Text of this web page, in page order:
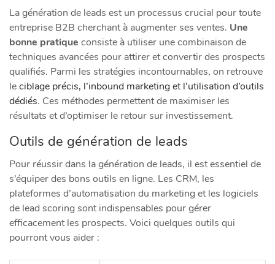
La génération de leads est un processus crucial pour toute
entreprise B2B cherchant à augmenter ses ventes. Une
bonne pratique consiste à utiliser une combinaison de
techniques avancées pour attirer et convertir des prospects
qualifiés. Parmi les stratégies incontournables, on retrouve
leciblage précis, l’inbound marketing et l’utilisation d’outils
dédiés. Ces méthodes permettent de maximiser les
résultats et d’optimiser le retour sur investissement.
Outils de génération de leads
Pour réussir dans la génération de leads, il est essentiel de
s’équiper des bons outils en ligne. Les CRM, les
plateformes d’automatisation du marketing et les logiciels
de lead scoring sont indispensables pour gérer
efficacement les prospects. Voici quelques outils qui
pourront vous aider :